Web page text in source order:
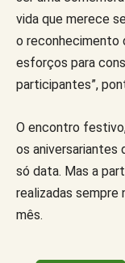
vida que merece
o reconhecimento
esforços para
participantes”,
O encontro
os aniversariantes
só data. Mas a
realizadas sempre
mês.